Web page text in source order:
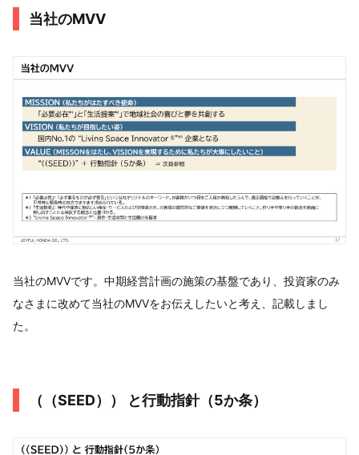
当社のMVV
当社のMVVです。中期経営計画の施策の基盤であり、投資家のみ
なさまに改めて当社のMVVをお伝えしたいと考え、記載しまし
た。
（（SEED）） と行動指針（5か条）